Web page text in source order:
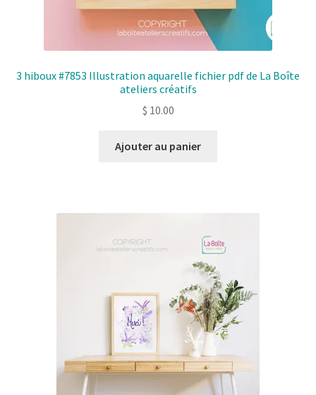
3 hiboux #7853 Illustration aquarelle fichier pdf de La Boîte
ateliers créatifs
$ 10.00
Ajouter au panier